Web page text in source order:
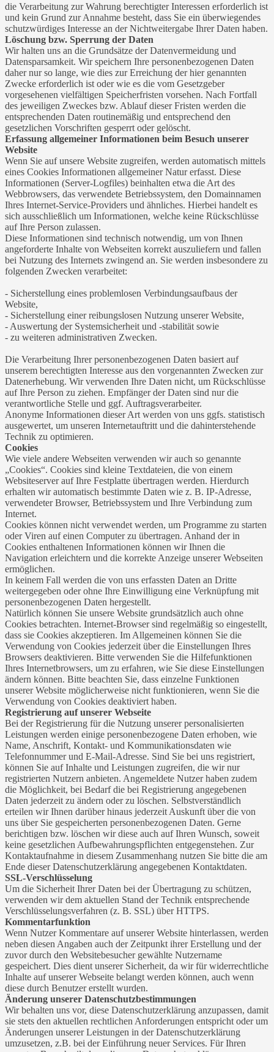
die Verarbeitung zur Wahrung berechtigter Interessen erforderlich ist
und kein Grund zur Annahme besteht, dass Sie ein überwiegendes
schutzwürdiges Interesse an der Nichtweitergabe Ihrer Daten haben.
Löschung bzw. Sperrung der Daten
Wir halten uns an die Grundsätze der Datenvermeidung und
Datensparsamkeit. Wir speichern Ihre personenbezogenen Daten
daher nur so lange, wie dies zur Erreichung der hier genannten
Zwecke erforderlich ist oder wie es die vom Gesetzgeber
vorgesehenen vielfältigen Speicherfristen vorsehen. Nach Fortfall
des jeweiligen Zweckes bzw. Ablauf dieser Fristen werden die
entsprechenden Daten routinemäßig und entsprechend den
gesetzlichen Vorschriften gesperrt oder gelöscht.
Erfassung allgemeiner Informationen beim Besuch unserer
Website
Wenn Sie auf unsere Website zugreifen, werden automatisch mittels
eines Cookies Informationen allgemeiner Natur erfasst. Diese
Informationen (Server-Logfiles) beinhalten etwa die Art des
Webbrowsers, das verwendete Betriebssystem, den Domainnamen
Ihres Internet-Service-Providers und ähnliches. Hierbei handelt es
sich ausschließlich um Informationen, welche keine Rückschlüsse
auf Ihre Person zulassen.
Diese Informationen sind technisch notwendig, um von Ihnen
angeforderte Inhalte von Webseiten korrekt auszuliefern und fallen
bei Nutzung des Internets zwingend an. Sie werden insbesondere zu
folgenden Zwecken verarbeitet:
- Sicherstellung eines problemlosen Verbindungsaufbaus der
Website,
- Sicherstellung einer reibungslosen Nutzung unserer Website,
- Auswertung der Systemsicherheit und -stabilität sowie
- zu weiteren administrativen Zwecken.
Die Verarbeitung Ihrer personenbezogenen Daten basiert auf
unserem berechtigten Interesse aus den vorgenannten Zwecken zur
Datenerhebung. Wir verwenden Ihre Daten nicht, um Rückschlüsse
auf Ihre Person zu ziehen. Empfänger der Daten sind nur die
verantwortliche Stelle und ggf. Auftragsverarbeiter.
Anonyme Informationen dieser Art werden von uns ggfs. statistisch
ausgewertet, um unseren Internetauftritt und die dahinterstehende
Technik zu optimieren.
Cookies
Wie viele andere Webseiten verwenden wir auch so genannte
„Cookies“. Cookies sind kleine Textdateien, die von einem
Websiteserver auf Ihre Festplatte übertragen werden. Hierdurch
erhalten wir automatisch bestimmte Daten wie z. B. IP-Adresse,
verwendeter Browser, Betriebssystem und Ihre Verbindung zum
Internet.
Cookies können nicht verwendet werden, um Programme zu starten
oder Viren auf einen Computer zu übertragen. Anhand der in
Cookies enthaltenen Informationen können wir Ihnen die
Navigation erleichtern und die korrekte Anzeige unserer Webseiten
ermöglichen.
In keinem Fall werden die von uns erfassten Daten an Dritte
weitergegeben oder ohne Ihre Einwilligung eine Verknüpfung mit
personenbezogenen Daten hergestellt.
Natürlich können Sie unsere Website grundsätzlich auch ohne
Cookies betrachten. Internet-Browser sind regelmäßig so eingestellt,
dass sie Cookies akzeptieren. Im Allgemeinen können Sie die
Verwendung von Cookies jederzeit über die Einstellungen Ihres
Browsers deaktivieren. Bitte verwenden Sie die Hilfefunktionen
Ihres Internetbrowsers, um zu erfahren, wie Sie diese Einstellungen
ändern können. Bitte beachten Sie, dass einzelne Funktionen
unserer Website möglicherweise nicht funktionieren, wenn Sie die
Verwendung von Cookies deaktiviert haben.
Registrierung auf unserer Webseite
Bei der Registrierung für die Nutzung unserer personalisierten
Leistungen werden einige personenbezogene Daten erhoben, wie
Name, Anschrift, Kontakt- und Kommunikationsdaten wie
Telefonnummer und E-Mail-Adresse. Sind Sie bei uns registriert,
können Sie auf Inhalte und Leistungen zugreifen, die wir nur
registrierten Nutzern anbieten. Angemeldete Nutzer haben zudem
die Möglichkeit, bei Bedarf die bei Registrierung angegebenen
Daten jederzeit zu ändern oder zu löschen. Selbstverständlich
erteilen wir Ihnen darüber hinaus jederzeit Auskunft über die von
uns über Sie gespeicherten personenbezogenen Daten. Gerne
berichtigen bzw. löschen wir diese auch auf Ihren Wunsch, soweit
keine gesetzlichen Aufbewahrungspflichten entgegenstehen. Zur
Kontaktaufnahme in diesem Zusammenhang nutzen Sie bitte die am
Ende dieser Datenschutzerklärung angegebenen Kontaktdaten.
SSL-Verschlüsselung
Um die Sicherheit Ihrer Daten bei der Übertragung zu schützen,
verwenden wir dem aktuellen Stand der Technik entsprechende
Verschlüsselungsverfahren (z. B. SSL) über HTTPS.
Kommentarfunktion
Wenn Nutzer Kommentare auf unserer Website hinterlassen, werden
neben diesen Angaben auch der Zeitpunkt ihrer Erstellung und der
zuvor durch den Websitebesucher gewählte Nutzername
gespeichert. Dies dient unserer Sicherheit, da wir für widerrechtliche
Inhalte auf unserer Webseite belangt werden können, auch wenn
diese durch Benutzer erstellt wurden.
Änderung unserer Datenschutzbestimmungen
Wir behalten uns vor, diese Datenschutzerklärung anzupassen, damit
sie stets den aktuellen rechtlichen Anforderungen entspricht oder um
Änderungen unserer Leistungen in der Datenschutzerklärung
umzusetzen, z.B. bei der Einführung neuer Services. Für Ihren